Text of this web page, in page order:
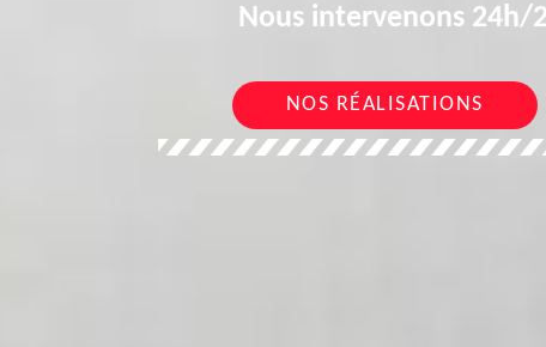
Nous intervenons 24h/
NOS RÉALISATIONS